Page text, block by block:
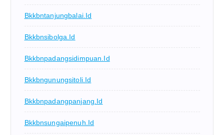
Bkkbntanjungbalai.id
Bkkbnsibolga.id
Bkkbnpadangsidimpuan.id
Bkkbngunungsitoli.id
Bkkbnpadangpanjang.id
Bkkbnsungaipenuh.id